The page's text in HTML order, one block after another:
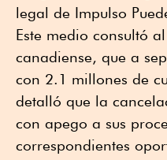
legal de Impulso
Este medio consultó
canadiense, que a
con 2.1 millones de
detalló que la
con apego a sus
correspondientes